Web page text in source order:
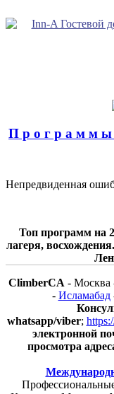
Непредвиденная
Топ программ на
лагеря,
ClimberCA- Москва
- Исламабад
whatsapp/viber;
электронной
просмотра